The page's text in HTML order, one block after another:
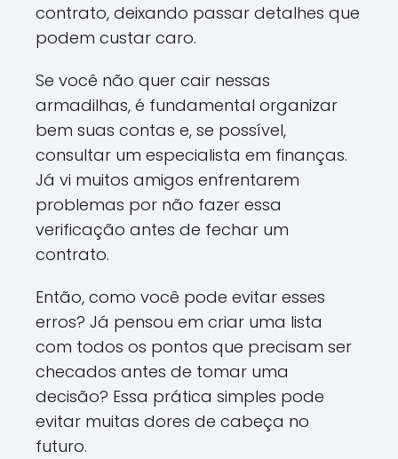
contrato, deixando passar detalhes que
podem custar caro.
Se você não quer cair nessas
armadilhas, é fundamental organizar
bem suas contas e, se possível,
consultar um especialista em finanças.
Já vi muitos amigos enfrentarem
problemas por não fazer essa
verificação antes de fechar um
contrato.
Então, como você pode evitar esses
erros? Já pensou em criar uma lista
com todos os pontos que precisam ser
checados antes de tomar uma
decisão? Essa prática simples pode
evitar muitas dores de cabeça no
futuro.